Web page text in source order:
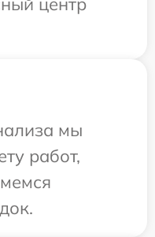
мы
работ,